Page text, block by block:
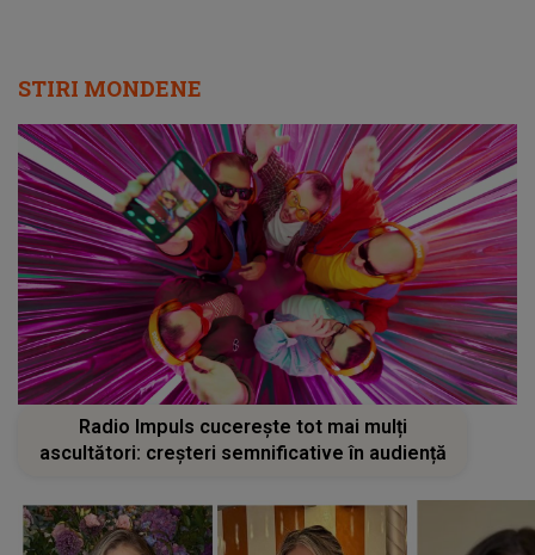
STIRI MONDENE
Radio Impuls cucerește tot mai mulți
ascultători: creșteri semnificative în audiență